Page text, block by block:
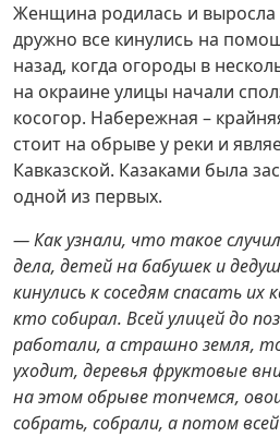
Женщина родилась и
дружно все кинулись на
назад, когда огороды в
на окраине улицы начали
косогор. Набережная –
стоит на обрыве у реки и
Кавказской. Казаками была
одной из первых.
— Как узнали, что такое
дела, детей на бабушек и
кинулись к соседям спасать
кто собирал. Всей улицей до
работали, а страшно земля,
уходит, деревья фруктовые
на этом обрыве топчемся,
собрать, собрали, а потом всей